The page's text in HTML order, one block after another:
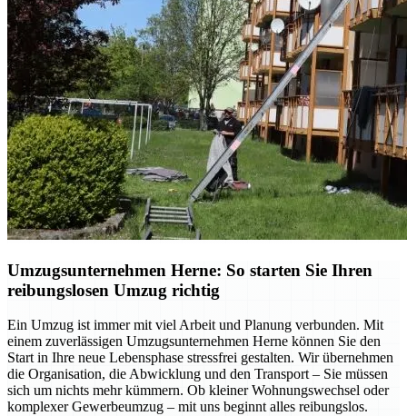
Umzugsunternehmen Herne: So starten Sie Ihren
reibungslosen Umzug richtig
Ein Umzug ist immer mit viel Arbeit und Planung verbunden. Mit
einem zuverlässigen Umzugsunternehmen Herne können Sie den
Start in Ihre neue Lebensphase stressfrei gestalten. Wir übernehmen
die Organisation, die Abwicklung und den Transport – Sie müssen
sich um nichts mehr kümmern. Ob kleiner Wohnungswechsel oder
komplexer Gewerbeumzug – mit uns beginnt alles reibungslos.